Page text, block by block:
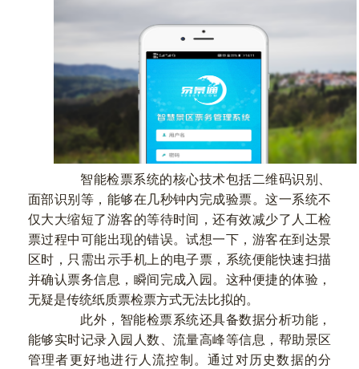
智能检票系统的核心技术包括二维码识别、
面部识别等，能够在几秒钟内完成验票。这一系统不
仅大大缩短了游客的等待时间，还有效减少了人工检
票过程中可能出现的错误。试想一下，游客在到达景
区时，只需出示手机上的电子票，系统便能快速扫描
并确认票务信息，瞬间完成入园。这种便捷的体验，
无疑是传统纸质票检票方式无法比拟的。
此外，智能检票系统还具备数据分析功能，
能够实时记录入园人数、流量高峰等信息，帮助景区
管理者更好地进行人流控制。通过对历史数据的分